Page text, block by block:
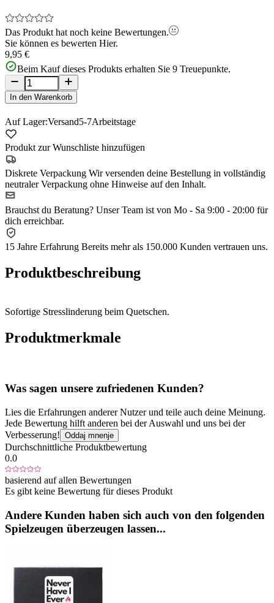
Das Produkt hat noch keine Bewertungen.
Sie können es bewerten Hier.
9,95 €
Beim Kauf dieses Produkts erhalten Sie 9 Treuepunkte.
In den Warenkorb
Auf Lager:Versand5-7Arbeitstage
Produkt zur Wunschliste hinzufügen
Diskrete Verpackung Wir versenden deine Bestellung in vollständig
neutraler Verpackung ohne Hinweise auf den Inhalt.
Brauchst du Beratung? Unser Team ist von Mo - Sa 9:00 - 20:00 für
dich erreichbar.
15 Jahre Erfahrung Bereits mehr als 150.000 Kunden vertrauen uns.
Produktbeschreibung
Sofortige Stresslinderung beim Quetschen.
Produktmerkmale
Was sagen unsere zufriedenen Kunden?
Lies die Erfahrungen anderer Nutzer und teile auch deine Meinung.
Jede Bewertung hilft anderen bei der Auswahl und uns bei der
Verbesserung! Oddaj mnenje
Durchschnittliche Produktbewertung
0.0
basierend auf allen Bewertungen
Es gibt keine Bewertung für dieses Produkt
Andere Kunden haben sich auch von den folgenden
Spielzeugen überzeugen lassen...